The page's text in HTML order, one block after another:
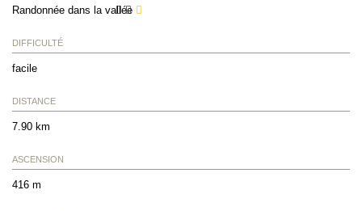
Randonnée dans la vallée
DIFFICULTÉ
facile
DISTANCE
7.90 km
ASCENSION
416 m